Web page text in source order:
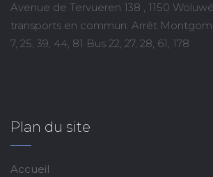
Avenue de Tervueren 138 , 1150
transports en commun: Arrêt
7, 25, 39, 44, 81 Bus 22, 27, 28, 61, 178
Plan du site
Accueil